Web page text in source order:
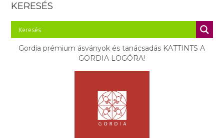
KERESÉS
Gordia prémium ásványok és tanácsadás KATTINTS A
GORDIA LOGÓRA!